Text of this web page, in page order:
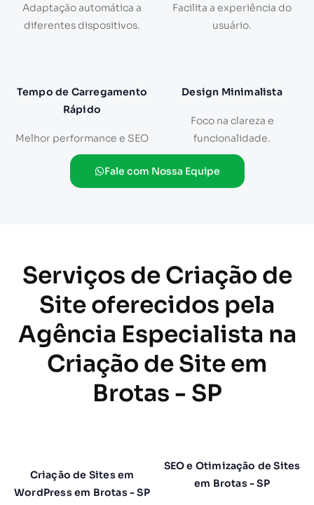
Adaptação automática a
diferentes dispositivos.
Facilita a experiência do
usuário.
Tempo de Carregamento
Rápido
Melhor performance e SEO
Design Minimalista
Foco na clareza e
funcionalidade.
Fale com Nossa Equipe
Serviços de Criação de
Site oferecidos pela
Agência Especialista na
Criação de Site em
Brotas - SP
Criação de Sites em
WordPress em Brotas - SP
SEO e Otimização de Sites
em Brotas - SP